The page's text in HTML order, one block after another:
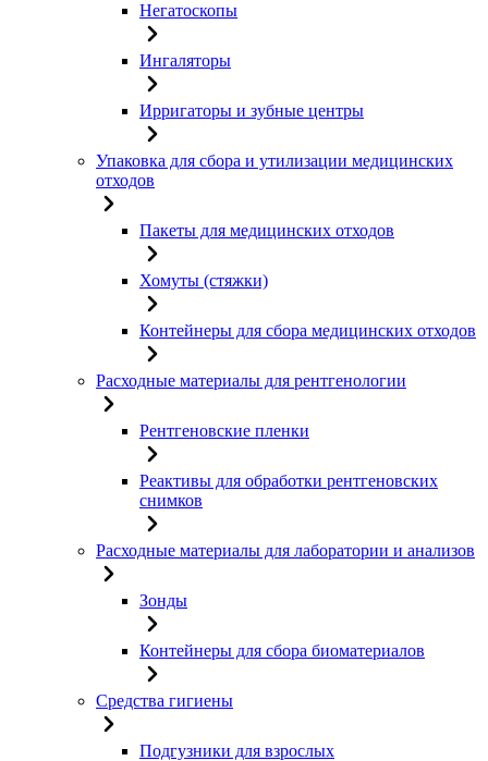
Негатоскопы
Ингаляторы
Ирригаторы и зубные центры
Упаковка для сбора и утилизации медицинских
отходов
Пакеты для медицинских отходов
Хомуты (стяжки)
Контейнеры для сбора медицинских отходов
Расходные материалы для рентгенологии
Рентгеновские пленки
Реактивы для обработки рентгеновских
снимков
Расходные материалы для лаборатории и анализов
Зонды
Контейнеры для сбора биоматериалов
Средства гигиены
Подгузники для взрослых